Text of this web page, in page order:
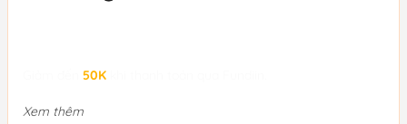
50K
Xem thêm